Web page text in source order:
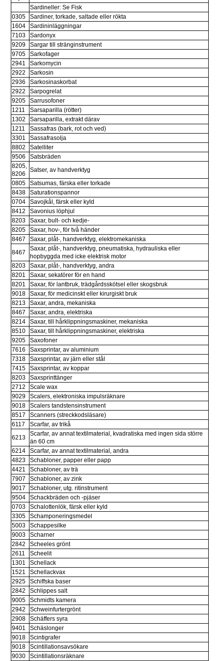
Sardineller: Se Fisk
0305
Sardiner, torkade, saltade eller rökta
1604
Sardininläggningar
7103
Sardonyx
9209
Sargar till stränginstrument
9705
Sarkofager
2941
Sarkomycin
2922
Sarkosin
2936
Sarkosinaskorbat
2922
Sarpogrelat
9205
Sarrusofoner
1211
Sarsaparilla (rötter)
1302
Sarsaparilla, extrakt därav
1211
Sassafras (bark, rot och ved)
3301
Sassafrasolja
8802
Satelliter
9506
Satsbräden
8205,
8206
Satser, av handverktyg
0805
Satsumas, färska eller torkade
8438
Saturationspannor
0704
Savojkål, färsk eller kyld
8412
Savonius löphjul
8203
Saxar, bult- och kedje-
8205
Saxar, hov-, för två händer
8467
Saxar, plåt-, handverktyg, elektromekaniska
8467
Saxar, plåt-, handverktyg, pneumatiska, hydrauliska eller
hopbyggda med icke elektrisk motor
8203
Saxar, plåt-, handverktyg, andra
8201
Saxar, sekatörer för en hand
8201
Saxar, för lantbruk, trädgårdsskötsel eller skogsbruk
9018
Saxar, för medicinskt eller kirurgiskt bruk
8213
Saxar, andra, mekaniska
8467
Saxar, andra, elektriska
8214
Saxar, till hårklippningsmaskiner, mekaniska
8510
Saxar, till hårklippningsmaskiner, elektriska
9205
Saxofoner
7616
Saxsprintar, av aluminium
7318
Saxsprintar, av järn eller stål
7415
Saxsprintar, av koppar
8203
Saxsprinttänger
2712
Scale wax
9029
Scalers, elektroniska impulsräknare
9018
Scalers tandstensinstrument
8517
Scanners (streckkodsläsare)
6117
Scarfar, av trikå
6213
Scarfar, av annat textilmaterial, kvadratiska med ingen sida större
än 60 cm
6214
Scarfar, av annat textilmaterial, andra
4823
Schabloner, papper eller papp
4421
Schabloner, av trä
7907
Schabloner, av zink
9017
Schabloner, utg. ritinstrument
9504
Schackbräden och -pjäser
0703
Schalottenlök, färsk eller kyld
3305
Schamponeringsmedel
5003
Schappesilke
9003
Scharner
2842
Scheeles grönt
2611
Scheelit
1301
Schellack
1521
Schellackvax
2925
Schiffska baser
2842
Schlippes salt
9005
Schmidts kamera
2942
Schweinfurtergrönt
2908
Schäffers syra
9401
Schäslonger
9018
Scintigrafer
9018
Scintillationsavsökare
9030
Scintillationsräknare